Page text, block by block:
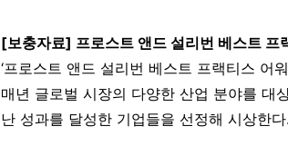
[보충자료] 프로스트 앤드 설리번 베스트 프
‘프로스트 앤드 설리번 베스트 프랙티스 어
매년 글로벌 시장의 다양한 산업 분야를 대
난 성과를 달성한 기업들을 선정해 시상한다.